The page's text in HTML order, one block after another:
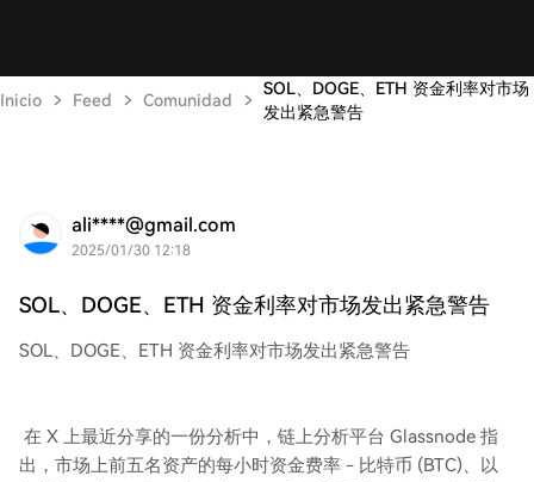
Inicio Feed Comunidad
SOL、DOGE、ETH 资金利率对市场
发出紧急警告
ali****@gmail.com
2025/01/30 12:18
SOL、DOGE、ETH 资金利率对市场发出紧急警告
SOL、DOGE、ETH 资金利率对市场发出紧急警告
在 X 上最近分享的一份分析中，链上分析平台 Glassnode 指
出，市场上前五名资产的每小时资金费率 - 比特币 (BTC)、以